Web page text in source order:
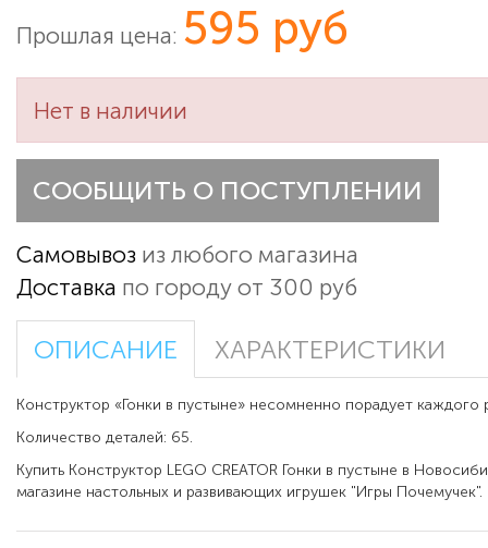
Прошлая цена: 595 руб
Нет в наличии
СООБЩИТЬ О ПОСТУПЛЕНИИ
Самовывоз из любого магазина
Доставка по городу от 300 руб
ОПИСАНИЕ ХАРАКТЕРИСТИКИ
Конструктор «Гонки в пустыне» несомненно порадует каждого
Количество деталей: 65.
Купить Конструктор LEGO CREATOR Гонки в пустыне в
магазине настольных и развивающих игрушек "Игры Почемучек".